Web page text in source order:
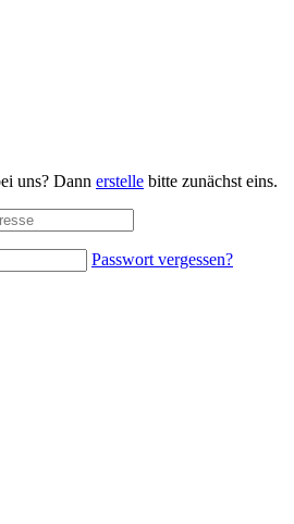
uns? Dann erstelle bitte zunächst eins.
Passwort vergessen?